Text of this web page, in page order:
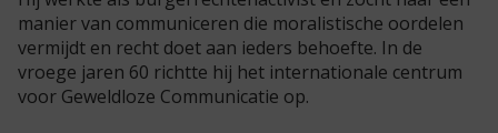
manier van communiceren die moralistische oordelen
vermijdt en recht doet aan ieders behoefte. In de
vroege jaren 60 richtte hij het internationale centrum
voor Geweldloze Communicatie op.